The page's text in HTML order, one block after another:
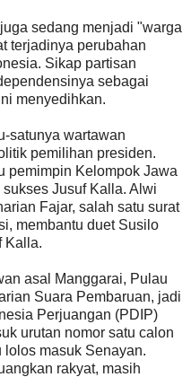
sedang menjadi "warga
terjadinya perubahan
Sikap partisan
sebagai
menyedihkan.
satunya wartawan
pemilihan presiden.
pemimpin Kelompok Jawa
Jusuf Kalla. Alwi
Fajar, salah satu surat
membantu duet Susilo
Kalla.
asal Manggarai, Pulau
Suara Pembaruan, jadi
Perjuangan (PDIP)
urutan nomor satu calon
lolos masuk Senayan.
rakyat, masih